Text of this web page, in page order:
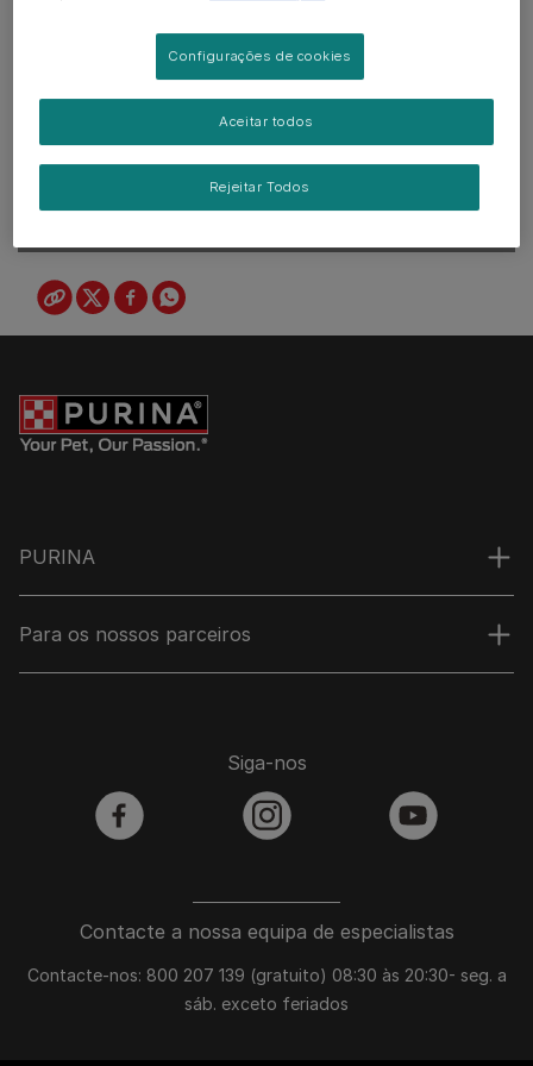
PURINA
Para os nossos parceiros
Contacte a nossa equipa de especialistas
Contacte-nos: 800 207 139 (gratuito) 08:30 às 20:30- seg. a
sáb. exceto feriados
Siga-nos
facebook instagram youtube
Configurações de cookies
Rejeitar Todos
Aceitar todos